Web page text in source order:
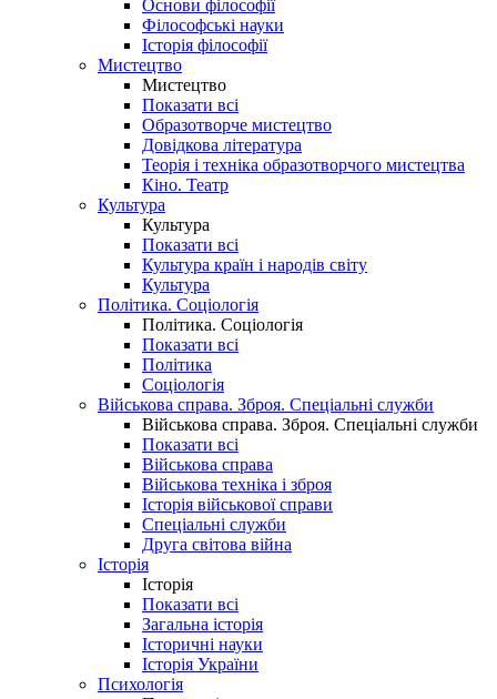
Основи філософії
Філософські науки
Історія філософії
Мистецтво
Мистецтво
Показати всі
Образотворче мистецтво
Довідкова література
Теорія і техніка образотворчого мистецтва
Кіно. Театр
Культура
Культура
Показати всі
Культура країн і народів світу
Культура
Політика. Соціологія
Політика. Соціологія
Показати всі
Політика
Соціологія
Військова справа. Зброя. Спеціальні служби
Військова справа. Зброя. Спеціальні служби
Показати всі
Військова справа
Військова техніка і зброя
Історія військової справи
Спеціальні служби
Друга світова війна
Історія
Історія
Показати всі
Загальна історія
Історичні науки
Історія України
Психологія